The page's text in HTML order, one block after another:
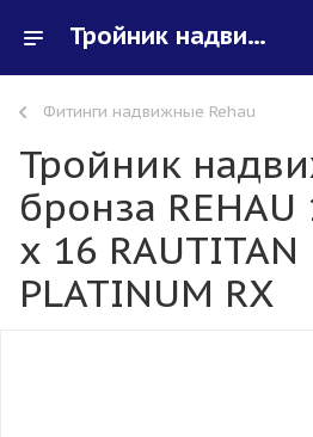
Тройник надвижной бронза REHAU 16 х 20 х 16 RAUTITAN PLATINUM RX - купить в интернет-магазине Santeh-svar
Фитинги надвижные Rehau
Тройник
бронза REHAU
х 16 RAUTITAN
PLATINUM RX